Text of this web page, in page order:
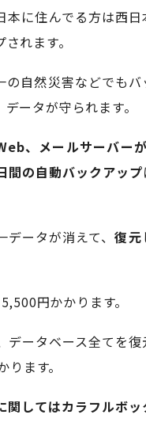
本に住んでる方は西
れます。
の自然災害などでも
ータが守られます。
、メールサーバー
間の自動バックアップ
データが消えて、復元
円かかります。
データベース全てを復
ます。
関してはカラフルボ